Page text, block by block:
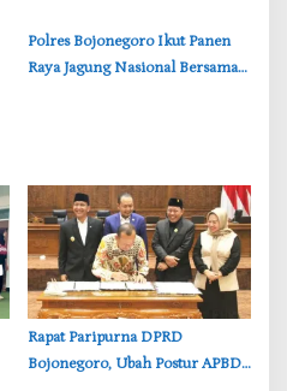
Polres Bojonegoro Ikut Panen
Raya Jagung Nasional Bersama
‎Rapat Paripurna DPRD
Bojonegoro, Ubah Postur APBD